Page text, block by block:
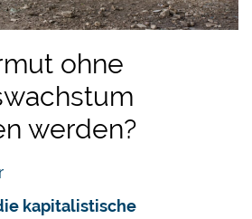
ohne
werden?
kapitalistische